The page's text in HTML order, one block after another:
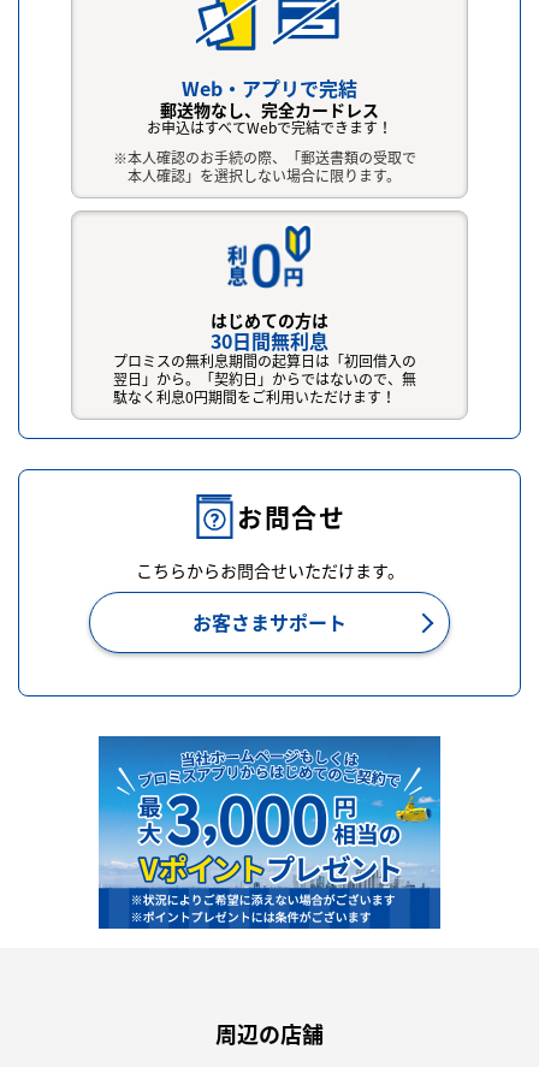
Web・アプリで完結
郵送物なし、完全カードレス
お申込はすべてWebで完結できます！
本人確認のお手続の際、「郵送書類の受取で
本人確認」を選択しない場合に限ります。
はじめての方は
30日間無利息
プロミスの無利息期間の起算日は「初回借入の
翌日」から。「契約日」からではないので、無
駄なく利息0円期間をご利用いただけます！
お問合せ
こちらからお問合せいただけます。
お客さまサポート
周辺の店舗